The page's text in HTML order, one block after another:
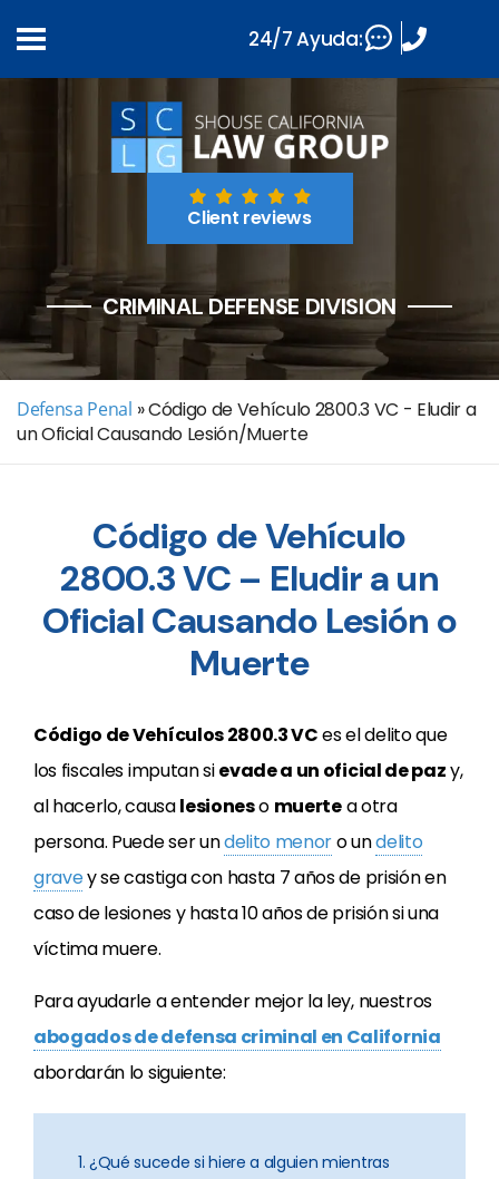
Client reviews
CRIMINAL DEFENSE DIVISION
Defensa Penal »Código de Vehículo 2800.3 VC - Eludir a
un Oficial Causando Lesión/Muerte
Código de Vehículo
2800.3 VC – Eludir a un
Oficial Causando Lesión o
Muerte
Código de Vehículos 2800.3 VCes el delito que
los fiscales imputan sievade a un oficial de pazy,
al hacerlo, causalesioneso muertea otra
persona. Puede ser undelito menoro undelito
gravey se castiga con hasta 7 años de prisión en
caso de lesiones y hasta 10 años de prisión si una
víctima muere.
Para ayudarle a entender mejor la ley, nuestros
abogados de defensa criminal en California
abordarán lo siguiente:
1. ¿Qué sucede si hiere a alguien mientras
24/7 Ayuda: